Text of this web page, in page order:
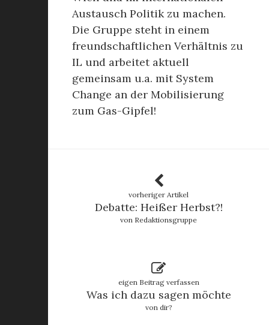
Austausch Politik zu machen.
Die Gruppe steht in einem
freundschaftlichen Verhältnis zu
IL und arbeitet aktuell
gemeinsam u.a. mit System
Change an der Mobilisierung
zum Gas-Gipfel!
vorheriger Artikel
Debatte: Heißer Herbst?!
von Redaktionsgruppe
eigen Beitrag verfassen
Was ich dazu sagen möchte
von dir?